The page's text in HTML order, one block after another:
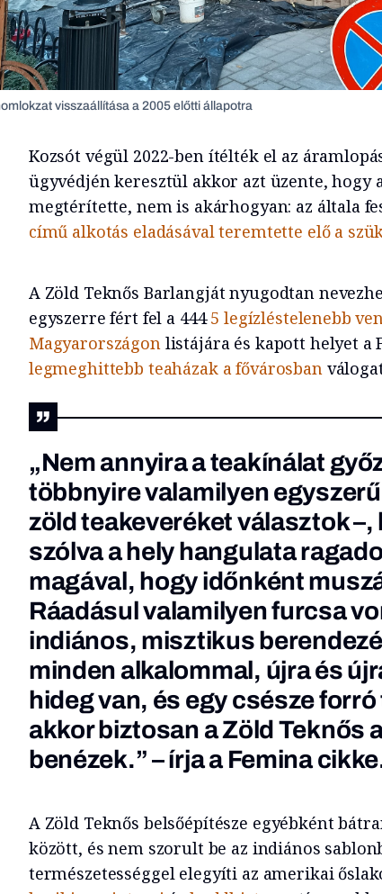
visszaállítása a 2005 előtti állapotra
Kozsót végül 2022-ben ítélték el az
ügyvédjén keresztül akkor azt üzente, hogy
megtérítette, nem is akárhogyan: az általa
című alkotás eladásával teremtette elő a
A Zöld Teknős Barlangját nyugodtan
egyszerre fért fel a 4445 legízléstelenebb
Magyarországon listájára és kapott helyet a
legmeghittebb teaházak a fővárosban
„Nem annyira a teakínálat
többnyire valamilyen
zöld teakeveréket választok
szólva a hely hangulata
magával, hogy időnként
Ráadásul valamilyen furcsa
indiános, misztikus
minden alkalommal, újra és
hideg van, és egy csésze
akkor biztosan a Zöld Teknős
benézek.” – írja a Femina
A Zöld Teknős belsőépítésze egyébként
között, és nem szorult be az indiános
természetességgel elegyíti az amerikai